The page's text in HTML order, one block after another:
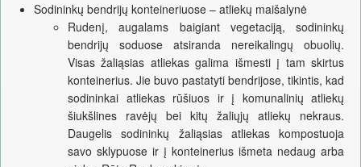
Sodininkų bendrijų konteineriuose – atliekų maišalynė
Rudenį, augalams baigiant vegetaciją, sodininkų
bendrijų soduose atsiranda nereikalingų obuolių.
Visas žaliąsias atliekas galima išmesti į tam skirtus
konteinerius. Jie buvo pastatyti bendrijose, tikintis, kad
sodininkai atliekas rūšiuos ir į komunalinių atliekų
šiukšlines ravėjų bei kitų žaliųjų atliekų nekraus.
Daugelis sodininkų žaliąsias atliekas kompostuoja
savo sklypuose ir į konteinerius išmeta nedaug arba